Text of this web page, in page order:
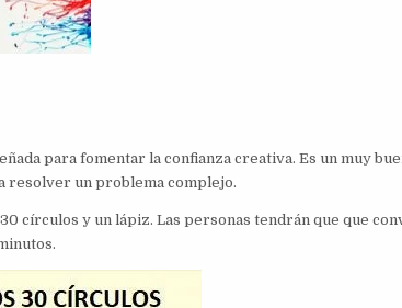
para fomentar la confianza creativa. Es un muy
resolver un problema complejo.
círculos y un lápiz. Las personas tendrán que que